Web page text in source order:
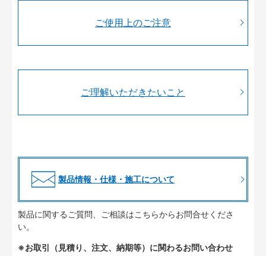
ご使用上のご注意
ご理解いただきたいこと
製品情報・仕様・施工について
製品に関するご質問、ご相談はこちらからお問合せくださ
い。
※お取引（見積り、注文、納期等）に関わるお問い合わせ